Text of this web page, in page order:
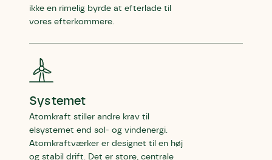
ikke en rimelig byrde at efterlade til
vores efterkommere.
Systemet
Atomkraft stiller andre krav til
elsystemet end sol- og vindenergi.
Atomkraftværker er designet til en høj
og stabil drift. Det er store, centrale
Skriv under (hjørring)
Sund Limfjord
Storken tilbage til Kolding